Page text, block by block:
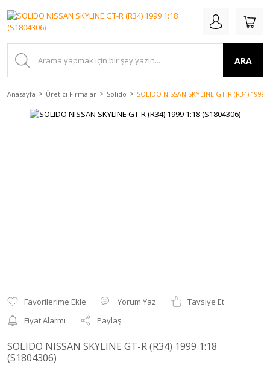
ARA
Anasayfa Üretici Firmalar Solido SOLIDO NISSAN SKYLINE GT-R (R34) 1999
Yorum Yaz
Tavsiye Et
Fiyat Alarmı
Paylaş
SOLIDO NISSAN SKYLINE GT-R (R34) 1999 1:18
(S1804306)